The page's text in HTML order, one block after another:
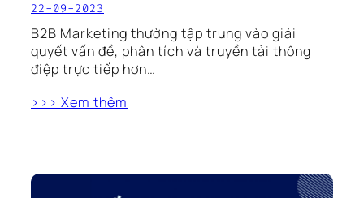
22-09-2023
B2B Marketing thường tập trung vào giải
quyết vấn đề, phân tích và truyền tải thông
điệp trực tiếp hơn…
>>> Xem thêm